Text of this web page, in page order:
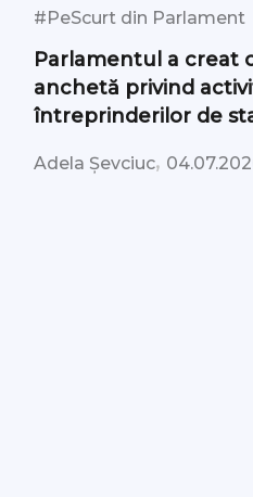
#PeScurt din Parlament
Parlamentul a creat
anchetă privind
întreprinderilor de
Adela Șevciuc,